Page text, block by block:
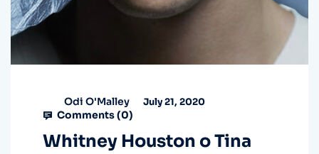
Odi O'Malley July 21, 2020
Comments (0)
Whitney Houston o Tina